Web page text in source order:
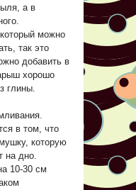
а в
можно
так это
добавить в
хорошо
глины.
в том, что
которую
на дно.
10-30 см